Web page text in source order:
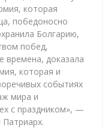
которая
победоносно
Болгарию,
побед,
времена, доказала
которая и
событиях
мира и
с праздником», —